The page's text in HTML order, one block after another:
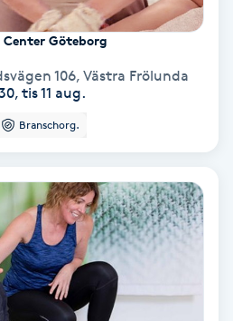
Göteborg
106, Västra Frölunda
tis 11 aug.
Branschorg.